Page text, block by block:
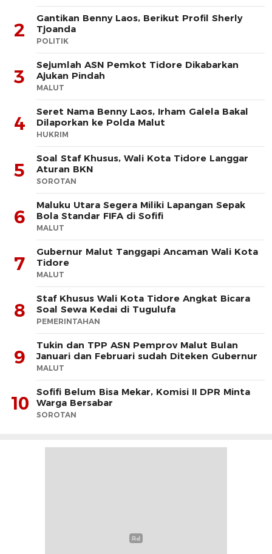
2
Gantikan Benny Laos, Berikut Profil Sherly
Tjoanda
POLITIK
3
Sejumlah ASN Pemkot Tidore Dikabarkan
Ajukan Pindah
MALUT
4
Seret Nama Benny Laos, Irham Galela Bakal
Dilaporkan ke Polda Malut
HUKRIM
5
Soal Staf Khusus, Wali Kota Tidore Langgar
Aturan BKN
SOROTAN
6
Maluku Utara Segera Miliki Lapangan Sepak
Bola Standar FIFA di Sofifi
MALUT
7
Gubernur Malut Tanggapi Ancaman Wali Kota
Tidore
MALUT
8
Staf Khusus Wali Kota Tidore Angkat Bicara
Soal Sewa Kedai di Tugulufa
PEMERINTAHAN
9
Tukin dan TPP ASN Pemprov Malut Bulan
Januari dan Februari sudah Diteken Gubernur
MALUT
10
Sofifi Belum Bisa Mekar, Komisi II DPR Minta
Warga Bersabar
SOROTAN